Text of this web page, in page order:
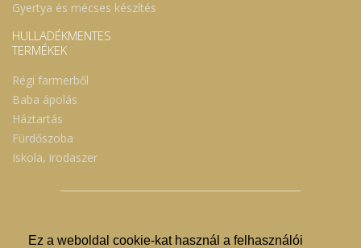
Ez a weboldal cookie-kat használ a felhasználói
Gyertya és mécses készítés
HULLADÉKMENTES
TERMÉKEK
Régi farmerből
Baba ápolás
Háztartás
Fürdőszoba
Iskola, irodaszer